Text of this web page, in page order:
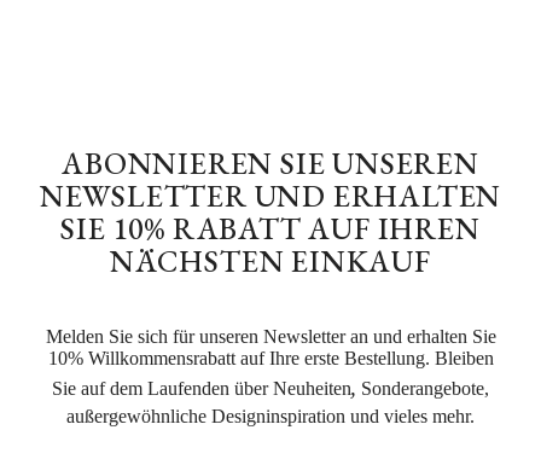
ABONNIEREN SIE UNSEREN
NEWSLETTER UND ERHALTEN
SIE 10% RABATT AUF IHREN
NÄCHSTEN EINKAUF
Melden Sie sich für unseren Newsletter an und erhalten Sie
10% Willkommensrabatt auf Ihre erste Bestellung. Bleiben
Sie auf dem Laufenden über Neuheiten, Sonderangebote,
außergewöhnliche Designinspiration und vieles mehr.